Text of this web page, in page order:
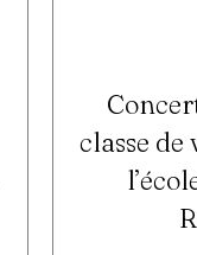
classe de